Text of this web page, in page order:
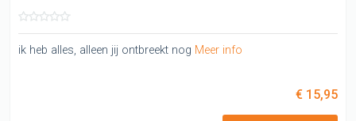
ik heb alles, alleen jij ontbreekt nog Meer info
€ 15,95